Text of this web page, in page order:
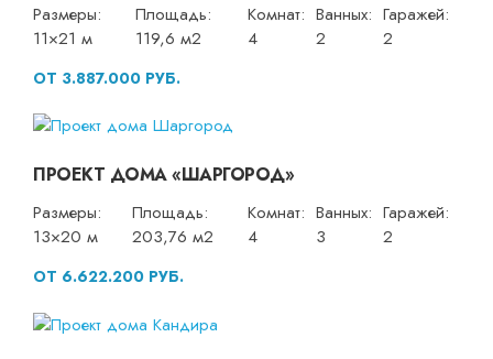
Размеры:
11×21 м
Площадь:
119,6 м2
Комнат:
4
Ванных:
2
Гаражей:
2
ОТ 3.887.000 РУБ.
ПРОЕКТ ДОМА «ШАРГОРОД»
Размеры:
13×20 м
Площадь:
203,76 м2
Комнат:
4
Ванных:
3
Гаражей:
2
ОТ 6.622.200 РУБ.